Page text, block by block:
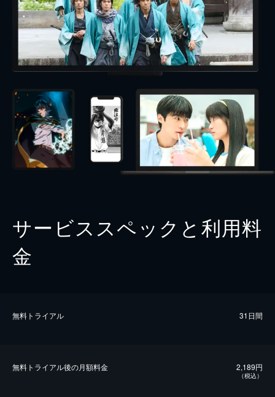
サービススペックと利用料
金
無料トライアル 31日間
無料トライアル後の⽉額料金 2,189円
（税込）